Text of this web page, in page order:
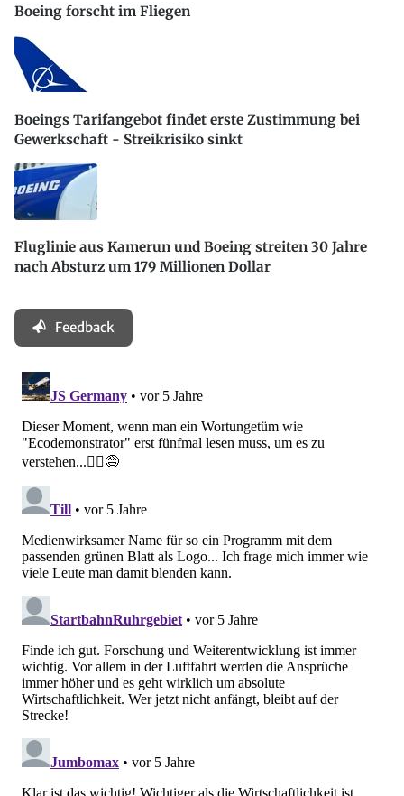
Boeing forscht im Fliegen
Boeings Tarifangebot findet erste Zustimmung bei
Gewerkschaft - Streikrisiko sinkt
Fluglinie aus Kamerun und Boeing streiten 30 Jahre
nach Absturz um 179 Millionen Dollar
Feedback